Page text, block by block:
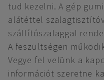
tud kezelni. A gép
alátéttel
szállítószalaggal
A feszültségen
Vegye fel velünk a
információt szeretne